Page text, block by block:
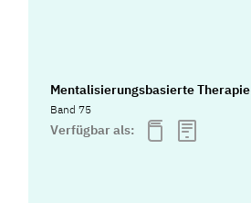
Mentalisierungsbasierte Therapie
Band 75
Verfügbar als: